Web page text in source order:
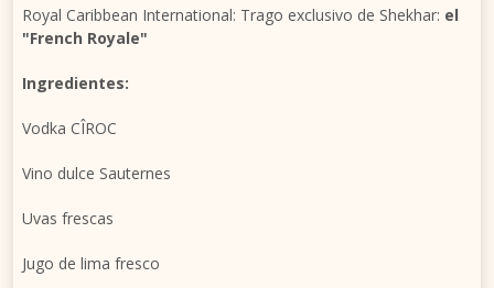
Royal Caribbean International: Trago exclusivo de Shekhar: el
"French Royale"
Ingredientes:
Vodka CÎROC
Vino dulce Sauternes
Uvas frescas
Jugo de lima fresco